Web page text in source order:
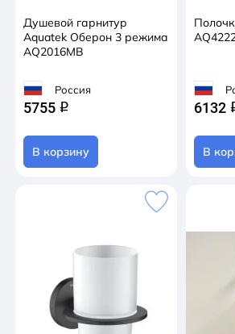
Душевой гарнитур
Aquatek Оберон 3 режима
AQ2016MB
Россия
5755 q
В корзину
6132
В